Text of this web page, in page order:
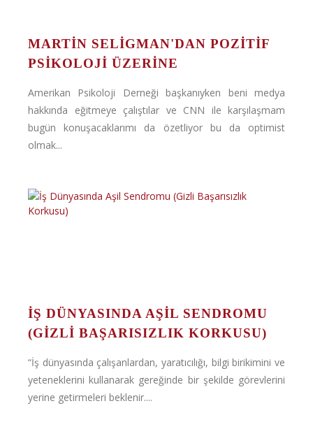
MARTIN SELIGMAN'DAN POZITIF
PSIKOLOJI ÜZERINE
Amerikan Psikoloji Derneği başkanıyken beni medya
hakkında eğitmeye çalıştılar ve CNN ile karşılaşmam
bugün konuşacaklarımı da özetliyor bu da optimist
olmak...
İŞ DÜNYASINDA AŞIL SENDROMU
(GIZLI BAŞARISIZLIK KORKUSU)
“İş dünyasında çalışanlardan, yaratıcılığı, bilgi birikimini ve
yeteneklerini kullanarak gereğinde bir şekilde görevlerini
yerine getirmeleri beklenir....